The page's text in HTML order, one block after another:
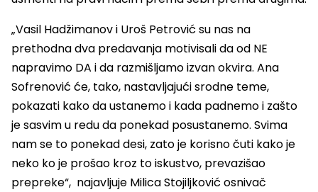
„Vasil Hadžimanov i Uroš Petrović su nas na
prethodna dva predavanja motivisali da od NE
napravimo DA i da razmišljamo izvan okvira. Ana
Sofrenović će, tako, nastavljajući srodne teme,
pokazati kako da ustanemo i kada padnemo i zašto
je sasvim u redu da ponekad posustanemo. Svima
nam se to ponekad desi, zato je korisno čuti kako je
neko ko je prošao kroz to iskustvo, prevazišao
prepreke“, najavljuje Milica Stojiljković osnivač